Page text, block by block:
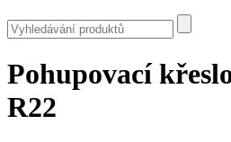
Pohupovací
R22